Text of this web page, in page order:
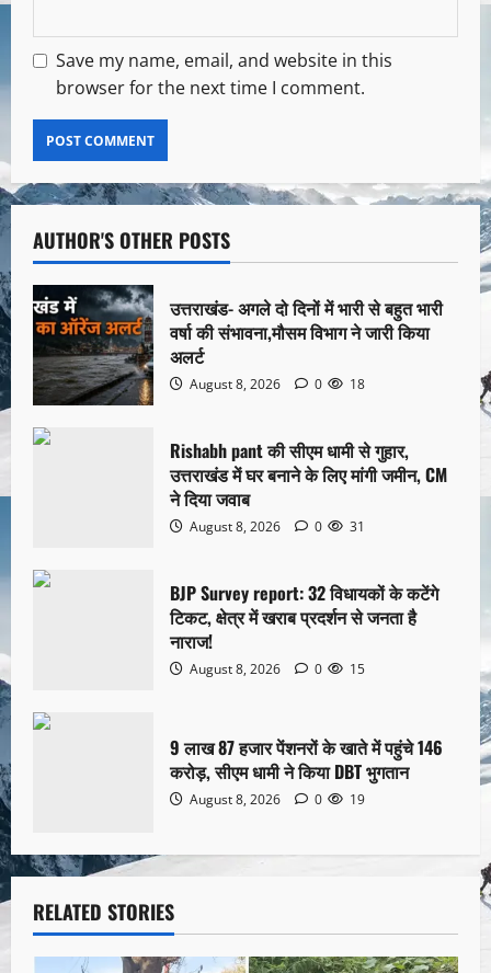
Save my name, email, and website in this
browser for the next time I comment.
AUTHOR'S OTHER POSTS
उत्तराखंड- अगले दो दिनों में भारी से बहुत भारी
वर्षा की संभावना,मौसम विभाग ने जारी किया
अलर्ट
August 8, 2026 0 18
Rishabh pant की सीएम धामी से गुहार,
उत्तराखंड में घर बनाने के लिए मांगी जमीन, CM
ने दिया जवाब
August 8, 2026 0 31
BJP Survey report: 32 विधायकों के कटेंगे
टिकट, क्षेत्र में खराब प्रदर्शन से जनता है
नाराज!
August 8, 2026 0 15
9 लाख 87 हजार पेंशनरों के खाते में पहुंचे 146
करोड़, सीएम धामी ने किया DBT भुगतान
August 8, 2026 0 19
RELATED STORIES